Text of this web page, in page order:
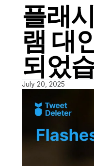
플래
램 대
되었
July 20, 2025